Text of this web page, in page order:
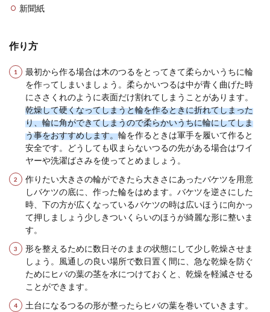
描くことが可能なアイテム
アクリル絵の具を使って布に描くとき、「洗濯を
してもアクリル絵の具は落ちない」という話を聞
いたことがあ...
リットや注意点！
大学生になり一人暮らしを始めたけど寂しい…。
そんなときにペットを飼おうと考える人もいると
仕上げるコツやポイント
新聞紙
作り方
最初から作る場合は木のつるをとってきて柔らかいうちに輪
を作ってしまいましょう。柔らかいつるは中が青く曲げた時
にささくれのように表面だけ割れてしまうことがあります。
乾燥して硬くなってしまうと輪を作るときに折れてしまった
り、輪に角ができてしまうので柔らかいうちに輪にしてしま
う事をおすすめします。輪を作るときは軍手を履いて作ると
安全です。どうしても収まらないつるの先がある場合はワイ
ヤーや洗濯ばさみを使ってとめましょう。
作りたい大きさの輪ができたら大きさにあったバケツを用意
しバケツの底に、作った輪をはめます。バケツを逆さにした
時、下の方が広くなっているバケツの時は広いほうに向かっ
て押しましょう少しきついくらいのほうが綺麗な形に整いま
す。
形を整えるために数日そのままの状態にして少し乾燥させま
しょう。風通しの良い場所で数日置く間に、急な乾燥を防ぐ
ためにヒバの葉の茎を水につけておくと、乾燥を軽減させる
ことができます。
土台になるつるの形が整ったらヒバの葉を巻いていきます。